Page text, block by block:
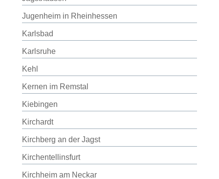
Jugenheim in Rheinhessen
Karlsbad
Karlsruhe
Kehl
Kernen im Remstal
Kiebingen
Kirchardt
Kirchberg an der Jagst
Kirchentellinsfurt
Kirchheim am Neckar